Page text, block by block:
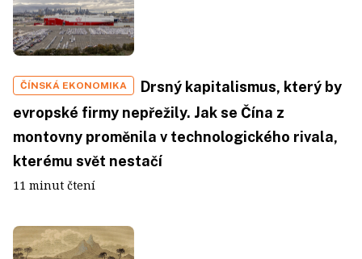
ČÍNSKÁ EKONOMIKA
Drsný kapitalismus, který by
evropské firmy nepřežily. Jak se Čína z
montovny proměnila v technologického rivala,
kterému svět nestačí
11 minut čtení